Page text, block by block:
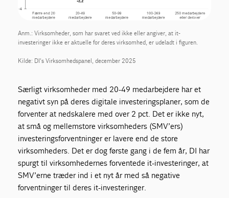
Anm.: Virksomheder, som har svaret ved ikke eller angiver, at it-
investeringer ikke er aktuelle for deres virksomhed, er udeladt i figuren.
Kilde: DI's Virksomhedspanel, december 2025
Særligt virksomheder med 20-49 medarbejdere har et
negativt syn på deres digitale investeringsplaner, som de
forventer at nedskalere med over 2 pct. Det er ikke nyt,
at små og mellemstore virksomheders (SMV’ers)
investeringsforventninger er lavere end de store
virksomheders. Det er dog første gang i de fem år, DI har
spurgt til virksomhedernes forventede it-investeringer, at
SMV’erne træder ind i et nyt år med så negative
forventninger til deres it-investeringer.